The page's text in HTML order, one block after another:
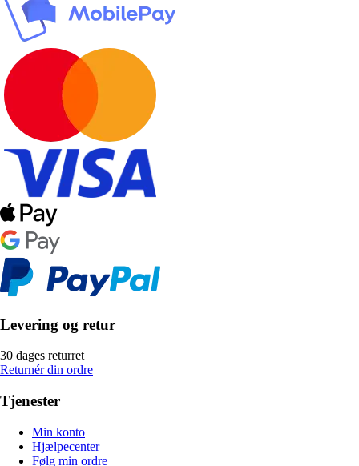
Levering og retur
30 dages returret
Returnér din ordre
Tjenester
Min konto
Hjælpecenter
Følg min ordre